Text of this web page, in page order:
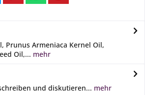
Prunus Armeniaca Kernel Oil,
Oil,... mehr
und diskutieren... mehr